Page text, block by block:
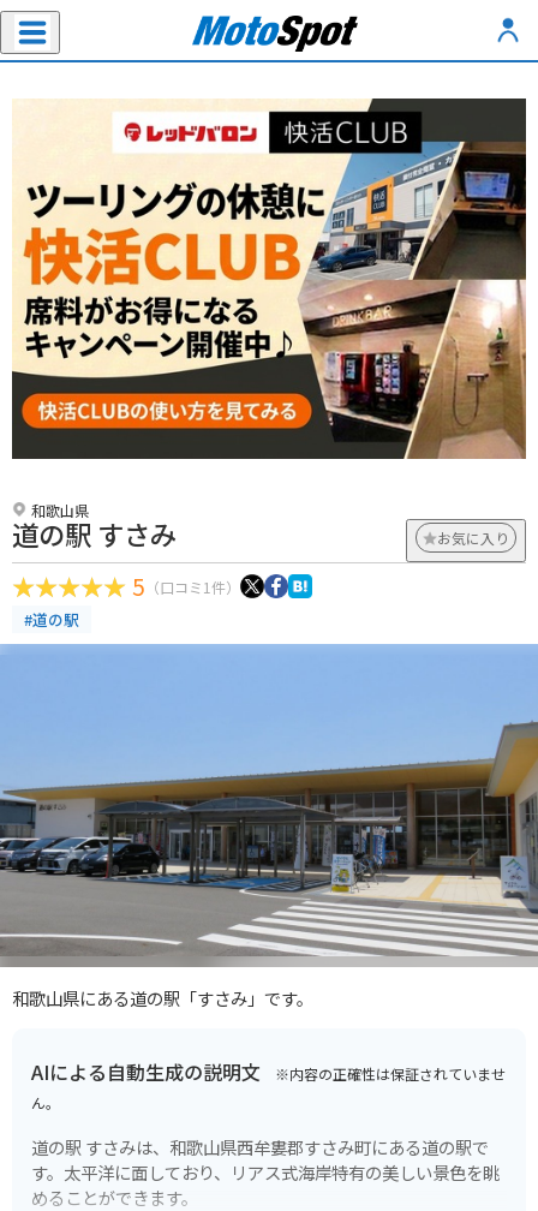
和歌山県
道の駅 すさみ お気に入り
5 （口コミ1件）
#道の駅
和歌山県にある道の駅「すさみ」です。
AIによる自動生成の説明文 ※内容の正確性は保証されていませ
ん。
道の駅 すさみは、和歌山県西牟婁郡すさみ町にある道の駅で
す。太平洋に面しており、リアス式海岸特有の美しい景色を眺
めることができます。